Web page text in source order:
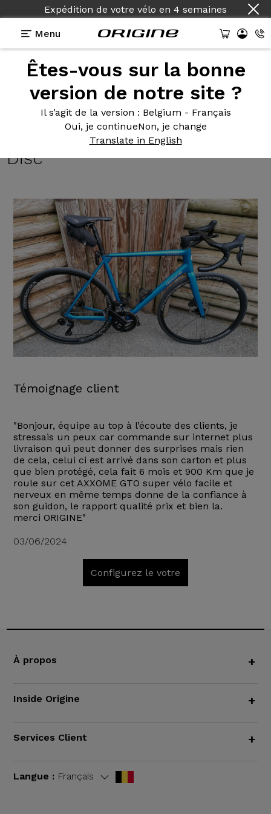
Expédition de votre vélo en 4 semaines
Menu
Êtes-vous sur la bonne
version de notre site ?
Il s’agit de la version : Belgium - Français
Oui, je continueNon, je change
Translate in English
Témoignages>Axxomme GTO - Shimano 105 Di2
Axxomme GTO- Shimano 105
Di2 12V - Campagnolo Zonda
Disc
Témoignage client
"Bonjour, équipe au top à l’écoute des clients, je
stressais un peux car commande sur internet plus
livraison qui peut donner des surprises mais rien
de cela, celui ci est arrivé dans son carton et plus
que bien protégé, cela fait 6 mois et 900 Km que je
roule sur cet AXXOME GTO super vélo facile et
nerveux en même temps donne de la confiance à
son guidon, le rapport qualité prix et bien la.
merci ORIGINE"
03/06/2024
Configurez le votre
À propos +
Inside Origine +
Services Client +
Langue : Français